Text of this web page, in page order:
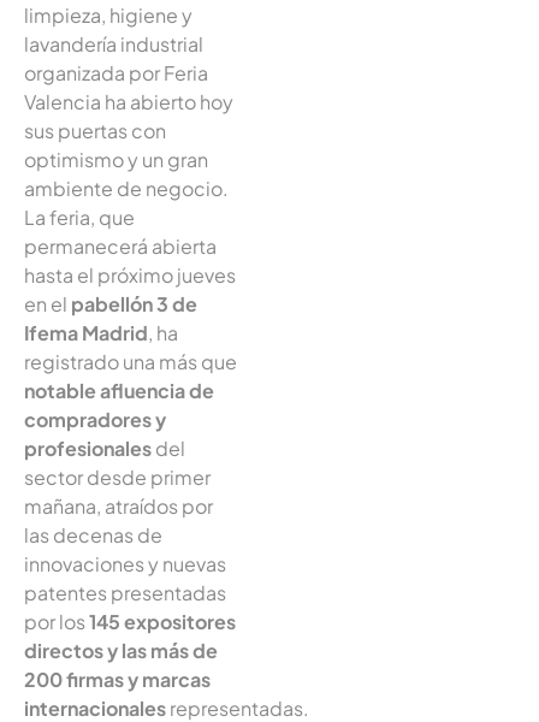
limpieza, higiene y
lavandería industrial
organizada por Feria
Valencia ha abierto hoy
sus puertas con
optimismo y un gran
ambiente de negocio.
La feria, que
permanecerá abierta
hasta el próximo jueves
en el pabellón 3 de
Ifema Madrid, ha
registrado una más que
notable afluencia de
compradores y
profesionalesdel
sector desde primer
mañana, atraídos por
las decenas de
innovaciones y nuevas
patentes presentadas
por los145 expositores
directos y las más de
200 firmas y marcas
internacionalesrepresentadas.